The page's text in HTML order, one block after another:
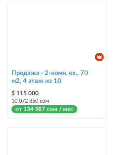
Стикеры
Яркие стикеры с опциями, выделят
помогут продать быстрее
Продажа · 2-комн. кв., 70
м2, 4 этаж из 10
$ 115 000
10 072 850 сом
от 134 987 сом / мес